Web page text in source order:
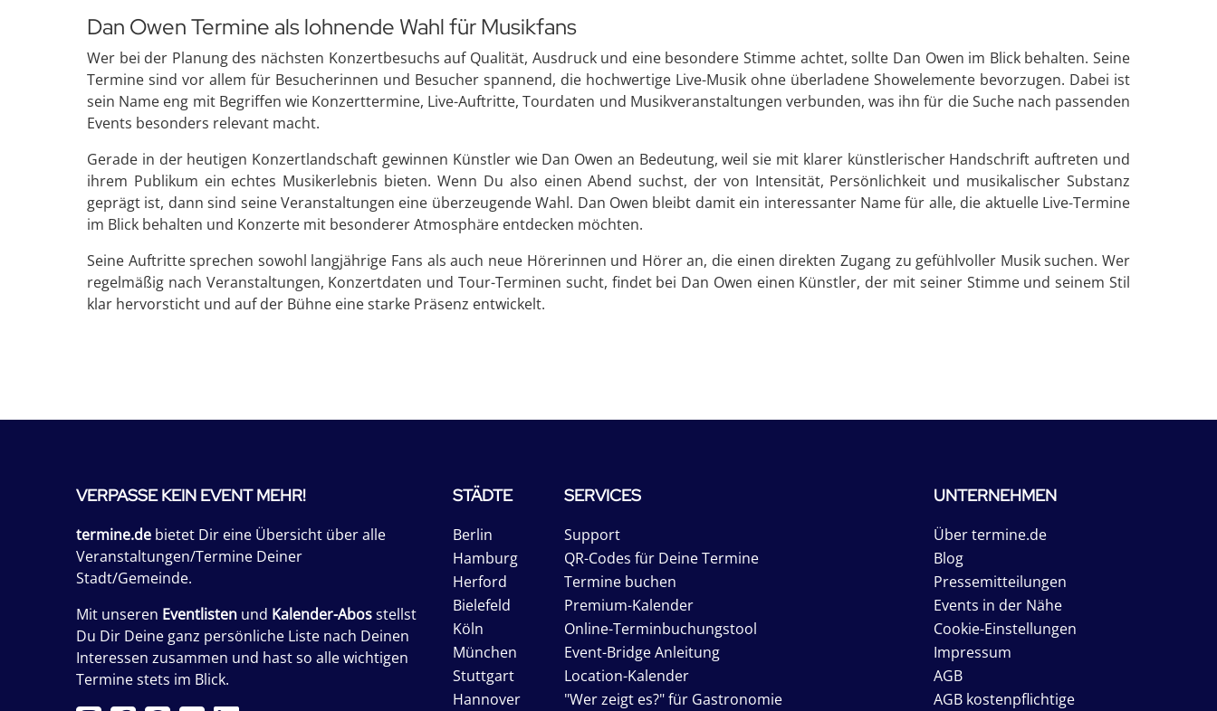
Dan Owen Termine als lohnende Wahl für Musikfans
Wer bei der Planung des nächsten Konzertbesuchs auf Qualität, Ausdruck und eine besondere Stimme achtet, sollte Dan Owen im Blick behalten. Seine
Termine sind vor allem für Besucherinnen und Besucher spannend, die hochwertige Live-Musik ohne überladene Showelemente bevorzugen. Dabei ist
sein Name eng mit Begriffen wie Konzerttermine, Live-Auftritte, Tourdaten und Musikveranstaltungen verbunden, was ihn für die Suche nach passenden
Events besonders relevant macht.
Gerade in der heutigen Konzertlandschaft gewinnen Künstler wie Dan Owen an Bedeutung, weil sie mit klarer künstlerischer Handschrift auftreten und
ihrem Publikum ein echtes Musikerlebnis bieten. Wenn Du also einen Abend suchst, der von Intensität, Persönlichkeit und musikalischer Substanz
geprägt ist, dann sind seine Veranstaltungen eine überzeugende Wahl. Dan Owen bleibt damit ein interessanter Name für alle, die aktuelle Live-Termine
im Blick behalten und Konzerte mit besonderer Atmosphäre entdecken möchten.
Seine Auftritte sprechen sowohl langjährige Fans als auch neue Hörerinnen und Hörer an, die einen direkten Zugang zu gefühlvoller Musik suchen. Wer
regelmäßig nach Veranstaltungen, Konzertdaten und Tour-Terminen sucht, findet bei Dan Owen einen Künstler, der mit seiner Stimme und seinem Stil
klar hervorsticht und auf der Bühne eine starke Präsenz entwickelt.
VERPASSE KEIN EVENT MEHR!
termine.de bietet Dir eine Übersicht über alle
Veranstaltungen/Termine Deiner
Stadt/Gemeinde.
Mit unseren Eventlisten und Kalender-Abosstellst
Du Dir Deine ganz persönliche Liste nach Deinen
Interessen zusammen und hast so alle wichtigen
Termine stets im Blick.
STÄDTE
Berlin
Hamburg
Herford
Bielefeld
Köln
München
Stuttgart
Hannover
SERVICES
Support
QR-Codes für Deine Termine
Termine buchen
Premium-Kalender
Online-Terminbuchungstool
Event-Bridge Anleitung
Location-Kalender
"Wer zeigt es?" für Gastronomie
UNTERNEHMEN
Über termine.de
Blog
Pressemitteilungen
Events in der Nähe
Cookie-Einstellungen
Impressum
AGB
AGB kostenpflichtige